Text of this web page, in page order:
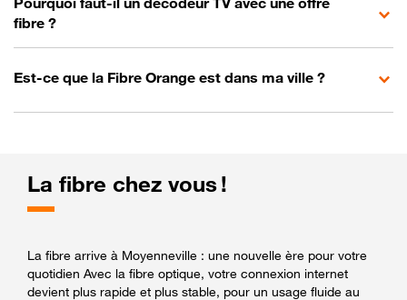
fibre ?
Est-ce que la Fibre Orange est dans ma ville ?
La fibre chez vous !
La fibre arrive à Moyenneville : une nouvelle ère pour votre
quotidien Avec la fibre optique, votre connexion internet
devient plus rapide et plus stable, pour un usage fluide au